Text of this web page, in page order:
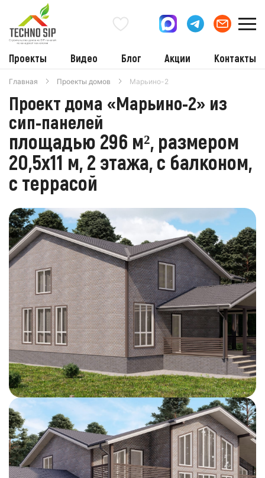
Проекты Видео Блог Акции Контакты
Главная Проекты домов Марьино-2
Проект дома «Марьино-2» из
сип-панелей
площадью 296 м², размером
20,5х11 м, 2 этажа, с балконом,
с террасой